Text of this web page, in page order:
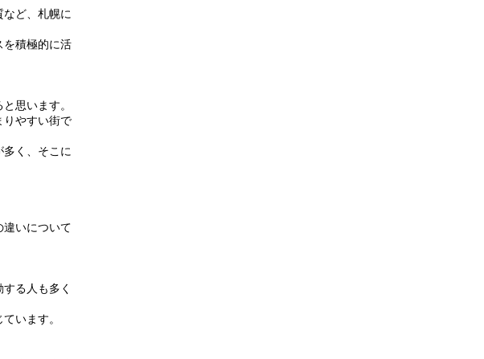
ど、札幌に
を積極的に活
思います。
りやすい街で
く、そこに
いについて
る人も多く
います。